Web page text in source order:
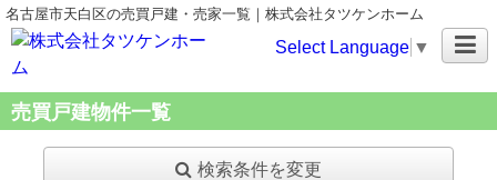
名古屋市天白区の売買戸建・売家一覧｜株式会社タツケンホーム
Select Language ▼
売買戸建物件一覧
検索条件を変更